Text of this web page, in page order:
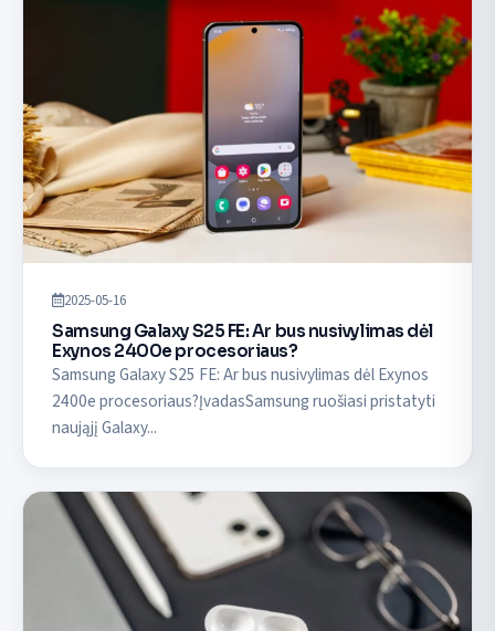
2025-05-16
Samsung Galaxy S25 FE: Ar bus nusivylimas dėl
Exynos 2400e procesoriaus?
Samsung Galaxy S25 FE: Ar bus nusivylimas dėl Exynos
2400e procesoriaus?ĮvadasSamsung ruošiasi pristatyti
naująjį Galaxy...